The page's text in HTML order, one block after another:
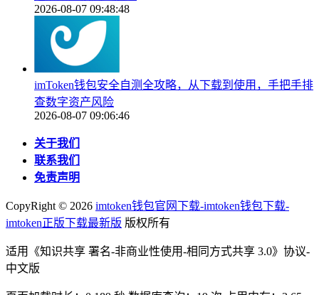
2026-08-07 09:48:48
imToken钱包安全自测全攻略，从下载到使用，手把手排
查数字资产风险
2026-08-07 09:06:46
关于我们
联系我们
免责声明
CopyRight © 2026 imtoken钱包官网下载-imtoken钱包下载-
imtoken正版下载最新版 版权所有
适用《知识共享 署名-非商业性使用-相同方式共享 3.0》协议-
中文版